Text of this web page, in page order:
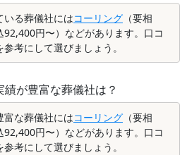
いる葬儀社にはコーリング （要相
92,400円〜）などがあります。口コ
考にして選びましょう。
が豊富な葬儀社は？
富な葬儀社にはコーリング （要相
92,400円〜）などがあります。口コ
考にして選びましょう。